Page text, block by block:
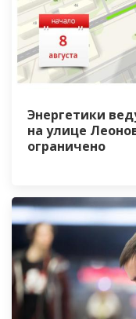
Энергетики
на улице
ограничено